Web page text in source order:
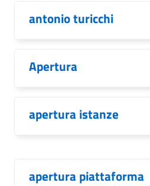
antonio turicchi
Apertura
apertura istanze
apertura piattaforma